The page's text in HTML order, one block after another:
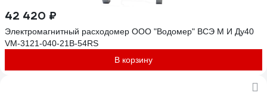
42 420 ₽
Электромагнитный расходомер ООО "Водомер" ВСЭ М И Ду40
VM-3121-040-21B-54RS
В корзину